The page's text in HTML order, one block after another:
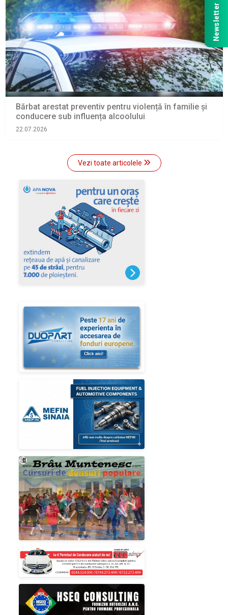
Bărbat arestat preventiv pentru violență în familie și
conducere sub influența alcoolului
22.07.2026
Vezi toate articolele
Newsletter